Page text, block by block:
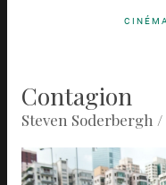
Contagion
Steven Soderbergh /